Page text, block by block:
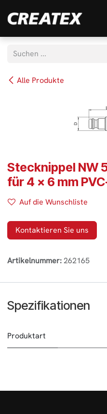
Alle Produkte
Stecknippel NW
für 4 x 6 mm
Auf die Wunschliste
Kontaktieren Sie uns
Artikelnummer:262165
Spezifikationen
Produktart